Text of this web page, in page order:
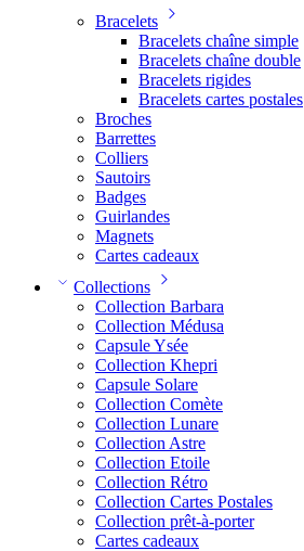
Bracelets
Bracelets chaîne simple
Bracelets chaîne double
Bracelets rigides
Bracelets cartes postales
Broches
Barrettes
Colliers
Sautoirs
Badges
Guirlandes
Magnets
Cartes cadeaux
Collections
Collection Barbara
Collection Médusa
Capsule Ysée
Collection Khepri
Capsule Solare
Collection Comète
Collection Lunare
Collection Astre
Collection Etoile
Collection Rétro
Collection Cartes Postales
Collection prêt-à-porter
Cartes cadeaux